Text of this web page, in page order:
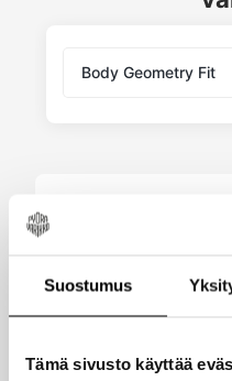
Suostumus
Tämä sivusto käyttää